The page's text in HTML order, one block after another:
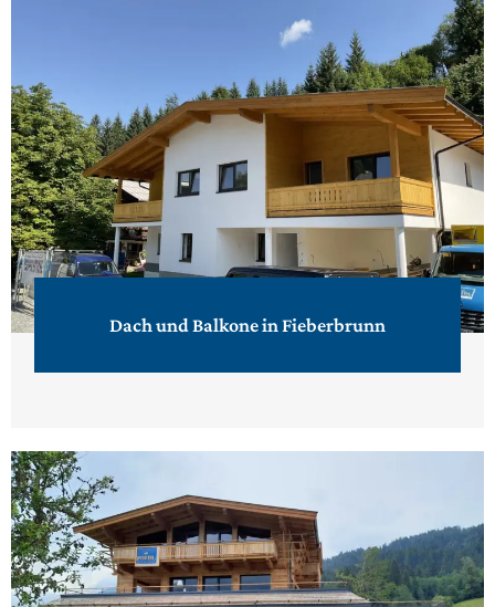
Dach und Balkone in Fieberbrunn